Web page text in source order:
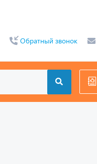
Обратный звонок